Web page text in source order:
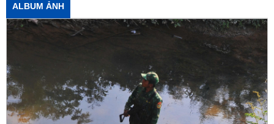
ALBUM ẢNH